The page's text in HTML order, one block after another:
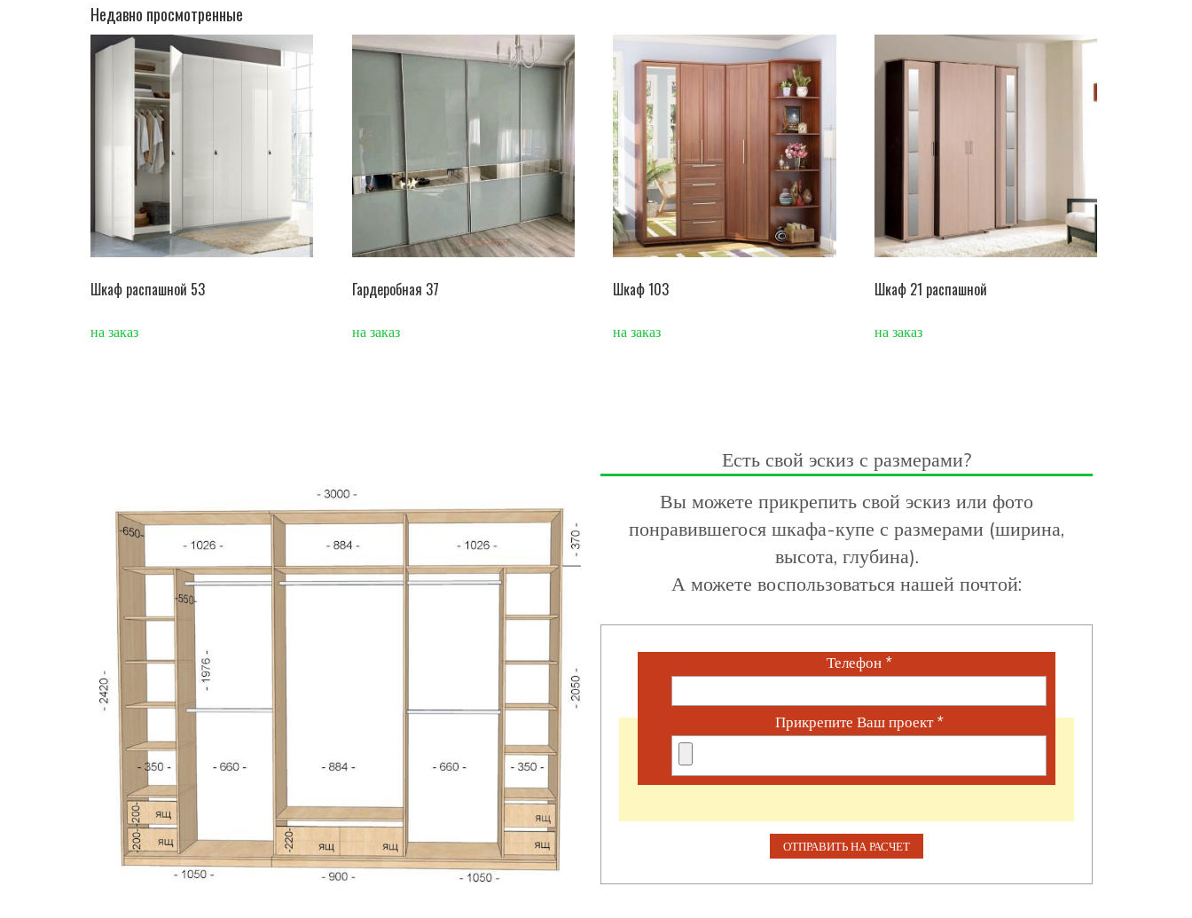
Недавно просмотренные
Шкаф распашной 53
на заказ
Гардеробная 37
на заказ
Шкаф 103
на заказ
Шкаф 21 распашной
на заказ
Есть свой эскиз с размерами?
Вы можете прикрепить свой эскиз или фото
понравившегося шкафа-купе с размерами (ширина,
высота, глубина).
А можете воспользоваться нашей почтой:
Телефон *
Прикрепите Ваш проект*